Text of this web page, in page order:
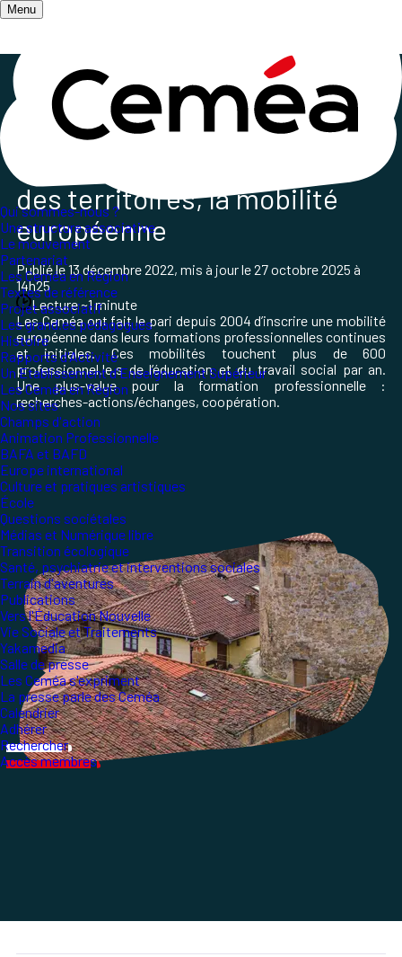
Menu
Qui sommes-nous ?
Une structure associative
Le mouvement
Partenariat
Les Ceméa en Région
Textes de référence
Projet associatif
Les grand.es pédagogues
Histoire
Rapports d'Activité
Un Etablissement d'Enseignement Supérieur
Les Ceméa en Région
Nos sites
Champs d'action
Animation Professionnelle
BAFA et BAFD
Europe international
Culture et pratiques artistiques
École
Questions sociétales
Médias et Numérique libre
Transition écologique
Santé, psychiatrie et interventions sociales
Terrain d'aventures
Publications
Vers l'Éducation Nouvelle
Vie Sociale et Traitements
Yakamedia
Salle de presse
Les Ceméa s'expriment
La presse parle des Ceméa
Calendrier
Adhérer
Rechercher
Accès membres
Accueil/
Les champs d'action
L'Action Internationale des Ceméa France/ International
des territoires, la mobilité
européenne
Publié le13 décembre 2022, mis à jour le27 octobre 2025 à
14h25
Lecture ~1 minute
Les Ceméa ont fait le pari depuis 2004 d’inscrire une mobilité
européenne dans leurs formations professionnelles continues
et initiales. Ces mobilités touchent plus de 600
professionnel.le.s de l’éducation et du travail social par an.
Une plus-value pour la formation professionnelle :
recherches-actions/échanges, coopération.